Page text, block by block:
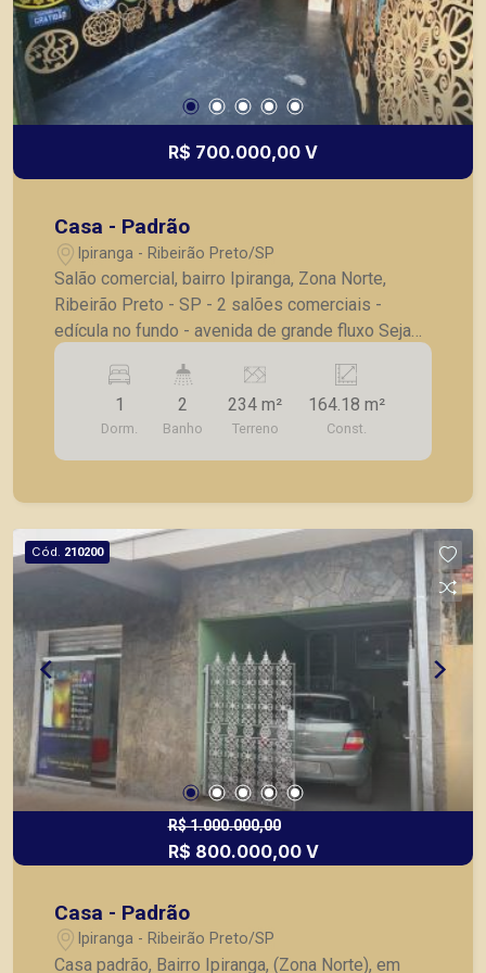
R$ 700.000,00 V
Casa - Padrão
Ipiranga - Ribeirão Preto/SP
Salão comercial, bairro Ipiranga, Zona Norte,
Ribeirão Preto - SP - 2 salões comerciais -
edícula no fundo - avenida de grande fluxo Seja
para vender, alugar ou adquirir seu imóvel entre
em contato com a Piramid Imóveis, a sua
imobiliária em Ribeirão Preto.
1
Dorm.
2
Banho
234 m²
Terreno
164.18 m²
Const.
Cód. 210200
R$ 1.000.000,00
R$ 800.000,00 V
Casa - Padrão
Ipiranga - Ribeirão Preto/SP
Casa padrão, Bairro Ipiranga, (Zona Norte), em